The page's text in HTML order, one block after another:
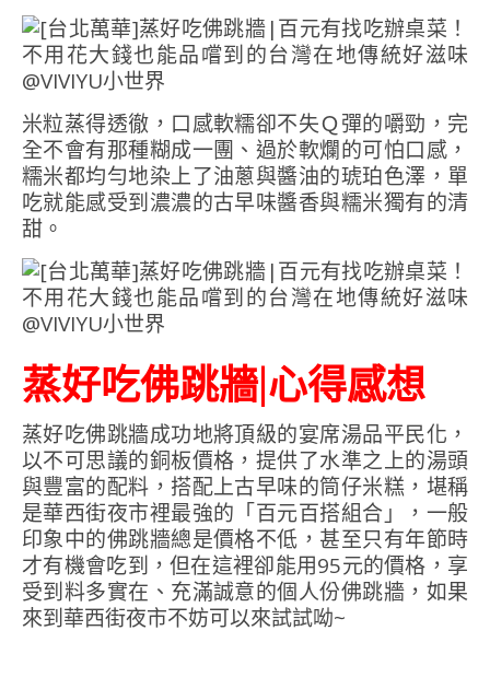
米粒蒸得透徹，口感軟糯卻不失Ｑ彈的嚼勁，完
全不會有那種糊成一團、過於軟爛的可怕口感，
糯米都均勻地染上了油蔥與醬油的琥珀色澤，單
吃就能感受到濃濃的古早味醬香與糯米獨有的清
甜。
蒸好吃佛跳牆|心得感想
蒸好吃佛跳牆成功地將頂級的宴席湯品平民化，
以不可思議的銅板價格，提供了水準之上的湯頭
與豐富的配料，搭配上古早味的筒仔米糕，堪稱
是華西街夜市裡最強的「百元百搭組合」，一般
印象中的佛跳牆總是價格不低，甚至只有年節時
才有機會吃到，但在這裡卻能用95元的價格，享
受到料多實在、充滿誠意的個人份佛跳牆，如果
來到華西街夜市不妨可以來試試呦~